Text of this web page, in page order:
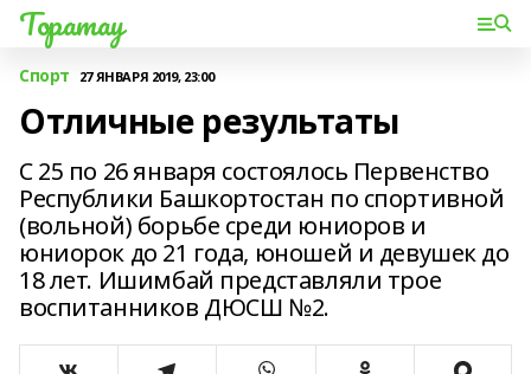
Торатау
Спорт 27 ЯНВАРЯ 2019, 23:00
Отличные результаты
С 25 по 26 января состоялось Первенство
Республики Башкортостан по спортивной
(вольной) борьбе среди юниоров и
юниорок до 21 года, юношей и девушек до
18 лет. Ишимбай представляли трое
воспитанников ДЮСШ №2.